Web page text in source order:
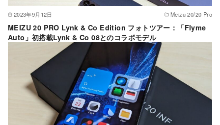
2023年9月12日 Meizu 20/20 Pro
MEIZU 20 PRO Lynk & Co Edition フォトツアー：「Flyme
Auto」初搭載Lynk & Co 08とのコラボモデル